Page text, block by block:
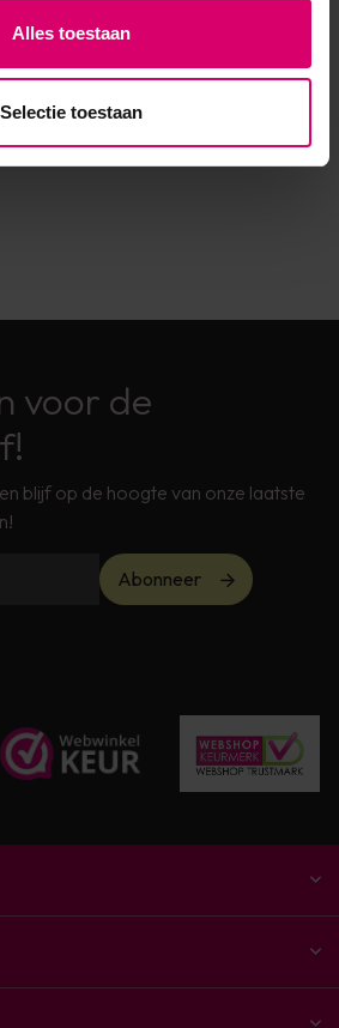
Alles toestaan
Selectie toestaan
vrij
voor de
blijf op de hoogte van onze laatste
Abonneer